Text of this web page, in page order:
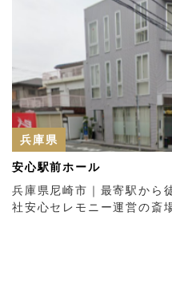
兵庫県
安心駅前ホール
兵庫県尼崎市｜最寄駅から
社安心セレモニー運営の斎